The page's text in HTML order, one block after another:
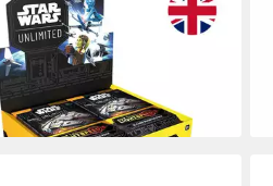
Star Wars: Unlimited
to Lightspeed Booster Display
€
- in 3-4 Werktagen bei dir